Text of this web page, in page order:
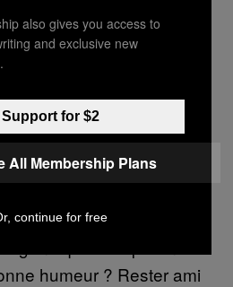
» cette relation.
gens qui se séparent
humeur ? Rester ami
also gives you access to
and exclusive new
Support for $2
All Membership Plans
continue for free